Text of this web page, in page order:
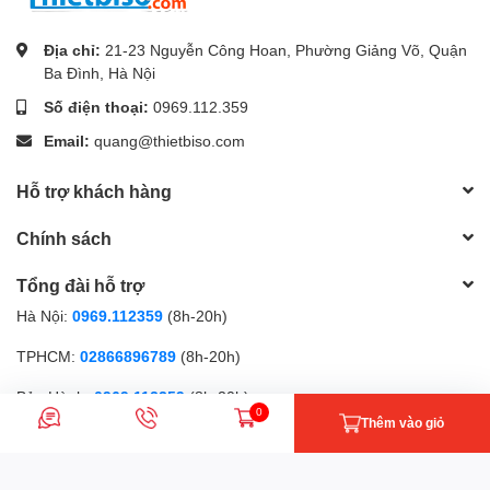
Địa chỉ: 21-23 Nguyễn Công Hoan, Phường Giảng Võ, Quận
Ba Đình, Hà Nội
Số điện thoại: 0969.112.359
Email: quang@thietbiso.com
Hỗ trợ khách hàng
Chính sách
Tổng đài hỗ trợ
Hà Nội: 0969.112359 (8h-20h)
TPHCM: 02866896789 (8h-20h)
Bảo Hành: 0969.112359 (8h-20h)
0
Thêm vào giỏ